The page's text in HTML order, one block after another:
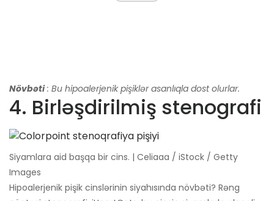
Növbəti: Bu hipoalerjenik pişiklər asanlıqla dost olurlar.
4. Birləşdirilmiş stenografi
Siyamlara aid başqa bir cins. | Celiaaa / iStock / Getty
Images
Hipoalerjenik pişik cinslərinin siyahısında növbəti? Rəng